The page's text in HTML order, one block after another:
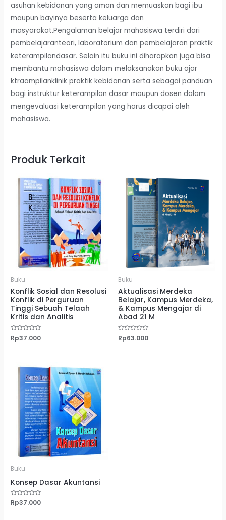
asuhan kebidanan yang aman dan memuaskan bagi ibu
maupun bayinya beserta keluarga dan
masyarakat.Pengalaman belajar mahasiswa terdiri dari
pembelajaranteori, laboratorium dan pembelajaran praktik
keterampilandasar. Selain itu buku ini diharapkan juga bisa
membantu mahasiswa dalam melaksanakan buku ajar
ktraampilanklinik praktik kebidanan serta sebagai panduan
bagi instruktur keterampilan dasar maupun dosen dalam
mengevaluasi keterampilan yang harus dicapai oleh
mahasiswa.
Produk Terkait
Buku
Konflik Sosial dan Resolusi
Konflik di Perguruan
Tinggi Sebuah Telaah
Kritis dan Analitis
Dinilai
0
Rp37.000
Buku
Aktualisasi Merdeka
Belajar, Kampus Merdeka,
& Kampus Mengajar di
Abad 21 M
Dinilai
0
Rp63.000
Buku
Konsep Dasar Akuntansi
Dinilai
0
Rp37.000